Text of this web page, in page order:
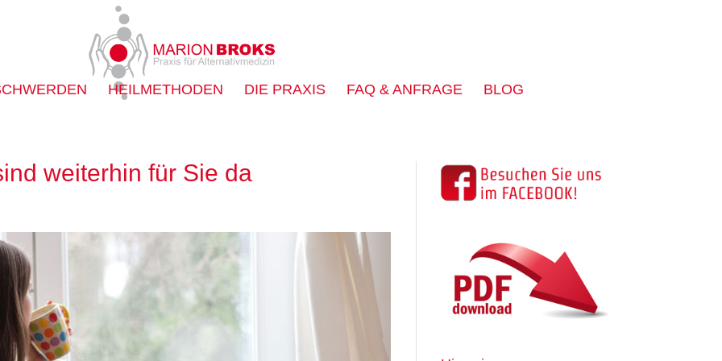
HEILMETHODEN DIE PRAXIS FAQ & ANFRAGE BLOG
weiterhin für Sie da